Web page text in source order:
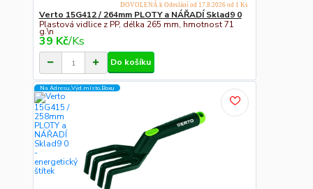
Verto 15G412 / 264mm PLOTY a NÁŘADÍ Sklad9 0
Plastová vidlice z PP, délka 265 mm, hmotnost 71
g.\n
39 Kč/Ks
DOVOLENÁ k Odeslání od 17.8.2026 od 1 Ks
Do košíku
Na Adresu,Výd.místo,Boxu